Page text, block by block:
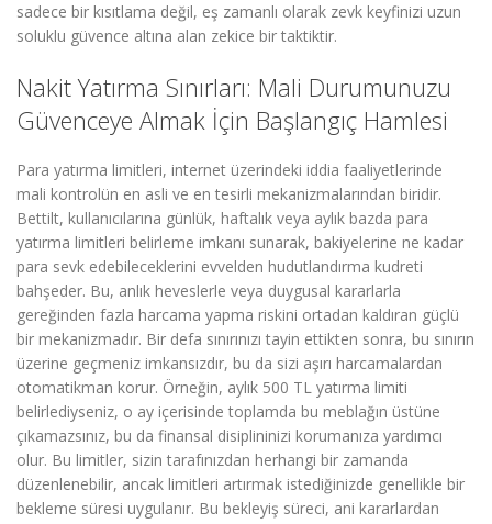
sadece bir kısıtlama değil, eş zamanlı olarak zevk keyfinizi uzun
soluklu güvence altına alan zekice bir taktiktir.
Nakit Yatırma Sınırları: Mali Durumunuzu
Güvenceye Almak İçin Başlangıç Hamlesi
Para yatırma limitleri, internet üzerindeki iddia faaliyetlerinde
mali kontrolün en asli ve en tesirli mekanizmalarından biridir.
Bettilt, kullanıcılarına günlük, haftalık veya aylık bazda para
yatırma limitleri belirleme imkanı sunarak, bakiyelerine ne kadar
para sevk edebileceklerini evvelden hudutlandırma kudreti
bahşeder. Bu, anlık heveslerle veya duygusal kararlarla
gereğinden fazla harcama yapma riskini ortadan kaldıran güçlü
bir mekanizmadır. Bir defa sınırınızı tayin ettikten sonra, bu sınırın
üzerine geçmeniz imkansızdır, bu da sizi aşırı harcamalardan
otomatikman korur. Örneğin, aylık 500 TL yatırma limiti
belirlediyseniz, o ay içerisinde toplamda bu meblağın üstüne
çıkamazsınız, bu da finansal disiplininizi korumanıza yardımcı
olur. Bu limitler, sizin tarafınızdan herhangi bir zamanda
düzenlenebilir, ancak limitleri artırmak istediğinizde genellikle bir
bekleme süresi uygulanır. Bu bekleyiş süreci, ani kararlardan